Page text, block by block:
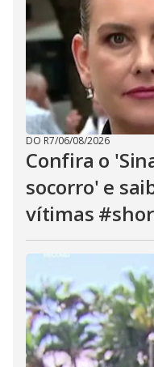
DO R7/06/08/2026
Confira o
socorro' e
vítimas